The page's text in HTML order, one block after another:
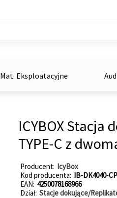
Mat. Eksploatacyjne
ICYBOX Stacja
TYPE-C z
Producent IcyBox
Kod producenta IB-DK4040-
EAN 4250078168966
Dział Stacje dokujące/